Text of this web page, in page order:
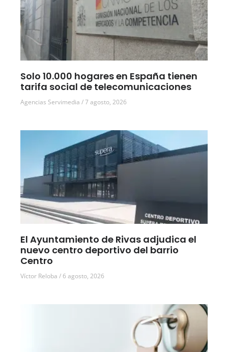
Solo 10.000 hogares en España tienen
tarifa social de telecomunicaciones
Agencias Servimedia 7 agosto, 2026
El Ayuntamiento de Rivas adjudica el
nuevo centro deportivo del barrio
Centro
Víctor Reloba 6 agosto, 2026